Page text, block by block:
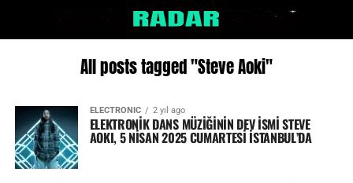
All posts tagged "Steve Aoki"
ELECTRONIC 2 yıl ago
ELEKTRONİK DANS MÜZİĞİNİN DEV İSMİ STEVE
AOKI, 5 NİSAN 2025 CUMARTESİ İSTANBUL’DA